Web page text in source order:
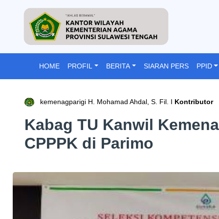
HOME PROFIL BERITA SIARAN PERS PPID
kemenagparigi H. Mohamad Ahdal, S. Fil. I Kontributor
Kabag TU Kanwil
CPPPK di Parimo